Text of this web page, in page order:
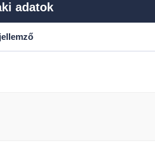
adatok